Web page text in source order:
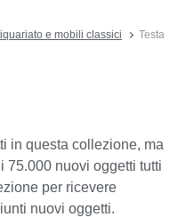
e mobili classici Testa
in questa collezione, ma
75.000 nuovi oggetti tutti
per ricevere
nuovi oggetti.